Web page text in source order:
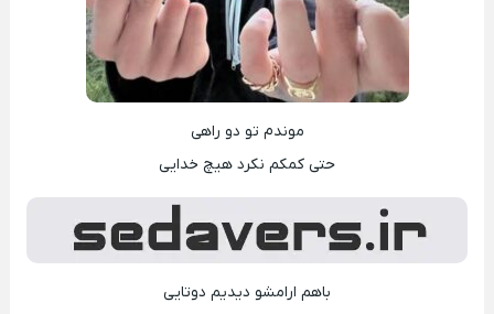
موندم تو دو راهی
حتی کمکم نکرد هیچ خدایی
باهم ارامشو دیدیم دوتایی